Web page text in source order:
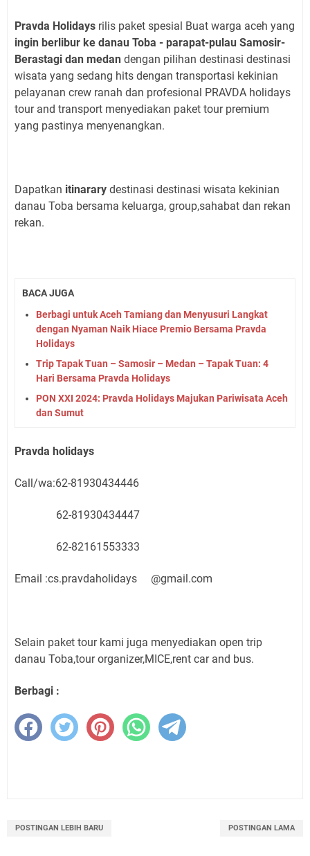
Pravda Holidays rilis paket spesial Buat warga aceh yang
ingin berlibur ke danau Toba - parapat-pulau Samosir-
Berastagi dan medan dengan pilihan destinasi destinasi
wisata yang sedang hits dengan transportasi kekinian
pelayanan crew ranah dan profesional PRAVDA holidays
tour and transport menyediakan paket tour premium
yang pastinya menyenangkan.
Dapatkan itinarary destinasi destinasi wisata kekinian
danau Toba bersama keluarga, group,sahabat dan rekan
rekan.
BACA JUGA
Berbagi untuk Aceh Tamiang dan Menyusuri Langkat
dengan Nyaman Naik Hiace Premio Bersama Pravda
Holidays
Trip Tapak Tuan – Samosir – Medan – Tapak Tuan: 4
Hari Bersama Pravda Holidays
PON XXI 2024: Pravda Holidays Majukan Pariwisata Aceh
dan Sumut
Pravda holidays
Call/wa:62-81930434446
62-81930434447
62-82161553333
Email :cs.pravdaholidays @gmail.com
Selain paket tour kami juga menyediakan open trip
danau Toba,tour organizer,MICE,rent car and bus.
Berbagi :
POSTINGAN LEBIH BARU POSTINGAN LAMA